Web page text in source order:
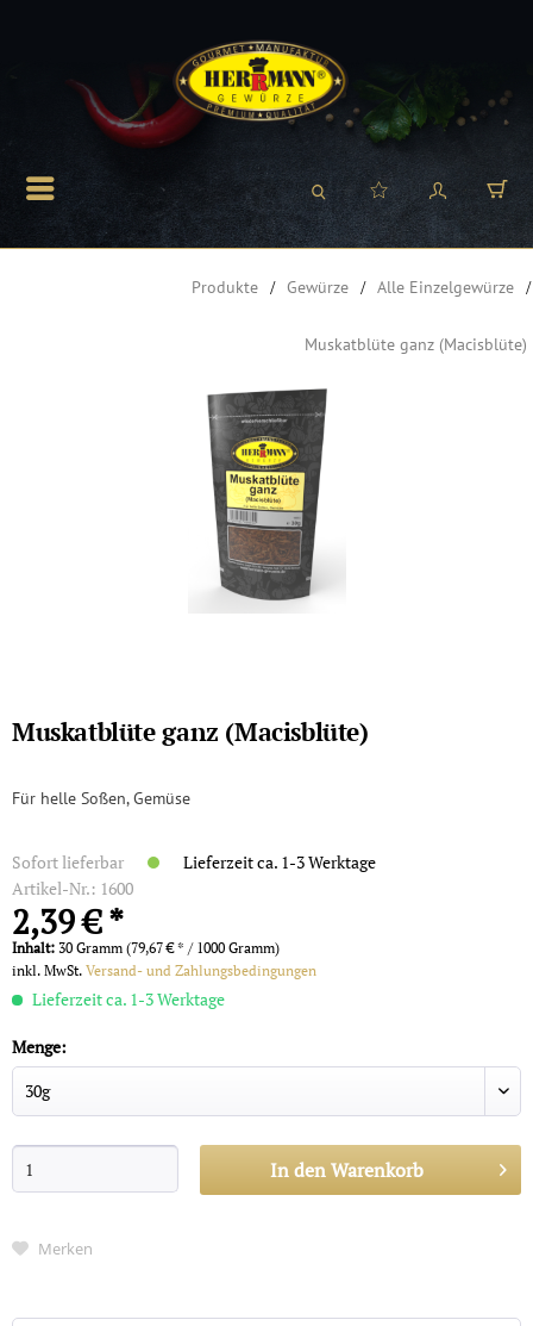
Produkte Gewürze Alle Einzelgewürze
Muskatblüte ganz (Macisblüte)
Muskatblüte ganz (Macisblüte)
Für helle Soßen, Gemüse
Sofort lieferbar
Lieferzeit ca. 1-3 Werktage
Artikel-Nr.: 1600
2,39 € *
Inhalt: 30 Gramm (79,67 € * / 1000 Gramm)
inkl. MwSt. Versand- und Zahlungsbedingungen
Lieferzeit ca. 1-3 Werktage
Menge:
In denWarenkorb
Merken